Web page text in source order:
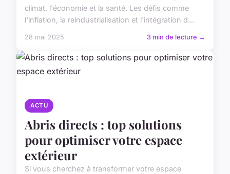
climat, l'économie et la santé. Les défis comme
l'inflation, la reindustrialisation et l'intégration d...
28 mai 2025 3 min de lecture →
ACTU
Abris directs : top solutions
pour optimiser votre espace
extérieur
Si vous cherchez à transformer votre espace